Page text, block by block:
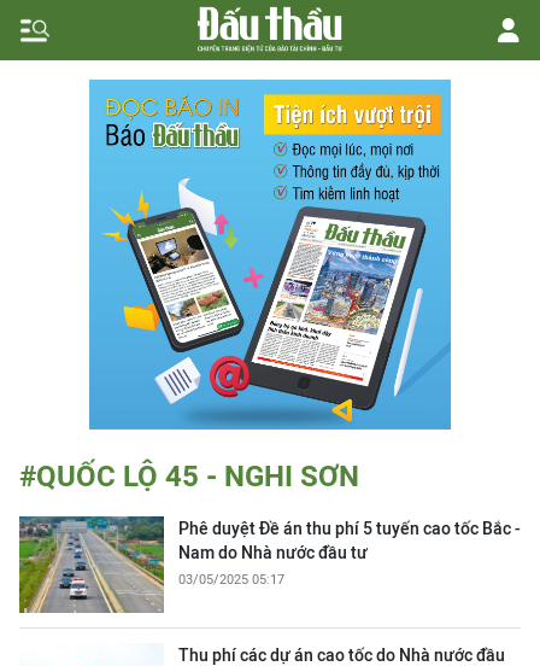
#QUỐC LỘ 45 - NGHI SƠN
Phê duyệt Đề án thu phí 5 tuyến cao tốc Bắc -
Nam do Nhà nước đầu tư
03/05/2025 05:17
Thu phí các dự án cao tốc do Nhà nước đầu